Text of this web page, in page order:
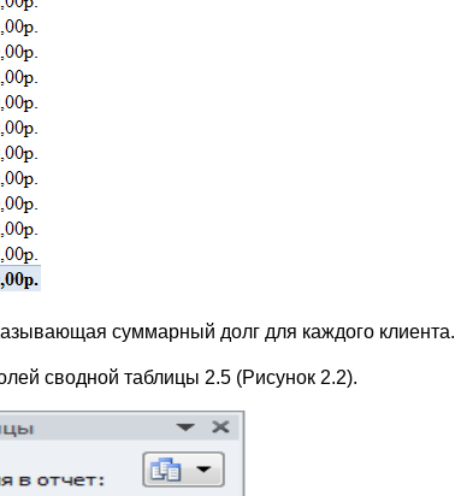
суммарный долг для каждого клиента.
сводной таблицы 2.5 (Рисунок 2.2).